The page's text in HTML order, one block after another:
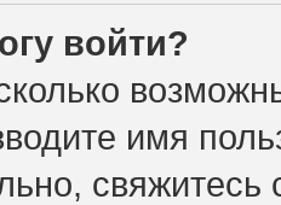
войти?
имя